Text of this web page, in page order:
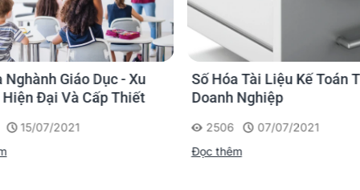
Windows Server® 2012 (64-bit), Windows Server®
(Ubuntu 16.04 / 14.04 LTS)
Ultrasonic Double Feed Detection Sensor, iSOP
Function (Manual Bypass)
Support, iSOP (Intelligent Sonic Paper Protection),
Nghành Giáo Dục - Xu
Đại Và Cấp Thiết
15/07/2021
Số Hóa Tài Liệu Kế Toán
Doanh Nghiệp
2506
07/07/2021
Đọc thêm